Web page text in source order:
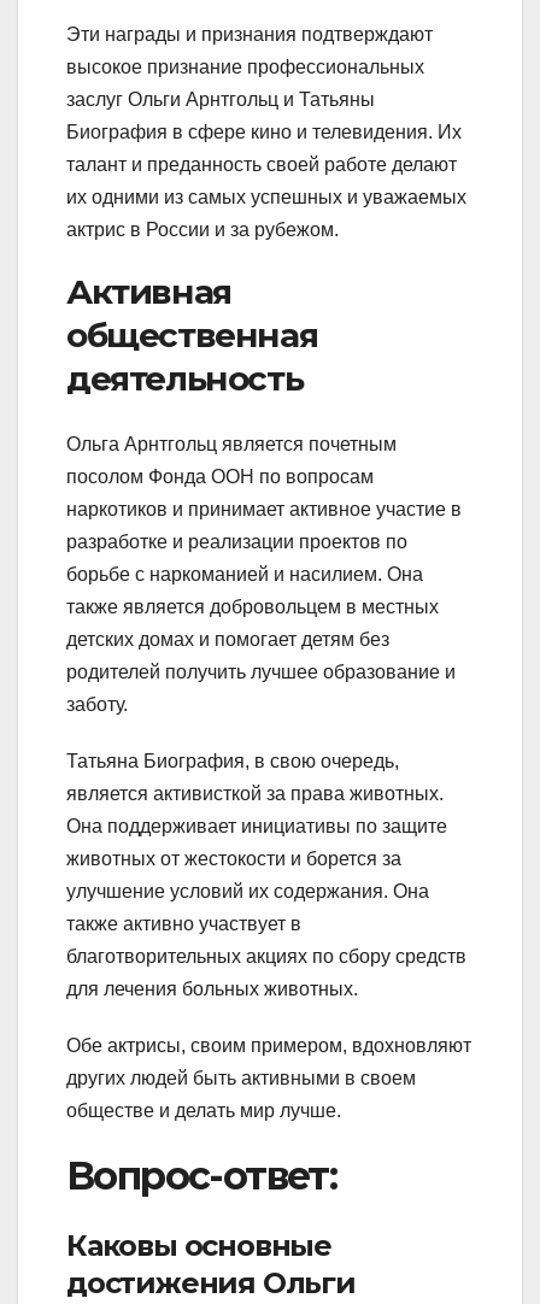
Эти награды и признания подтверждают
высокое признание профессиональных
заслуг Ольги Арнтгольц и Татьяны
Биография в сфере кино и телевидения. Их
талант и преданность своей работе делают
их одними из самых успешных и уважаемых
актрис в России и за рубежом.
Активная
общественная
деятельность
Ольга Арнтгольц является почетным
посолом Фонда ООН по вопросам
наркотиков и принимает активное участие в
разработке и реализации проектов по
борьбе с наркоманией и насилием. Она
также является добровольцем в местных
детских домах и помогает детям без
родителей получить лучшее образование и
заботу.
Татьяна Биография, в свою очередь,
является активисткой за права животных.
Она поддерживает инициативы по защите
животных от жестокости и борется за
улучшение условий их содержания. Она
также активно участвует в
благотворительных акциях по сбору средств
для лечения больных животных.
Обе актрисы, своим примером, вдохновляют
других людей быть активными в своем
обществе и делать мир лучше.
Вопрос-ответ:
Каковы основные
достижения Ольги